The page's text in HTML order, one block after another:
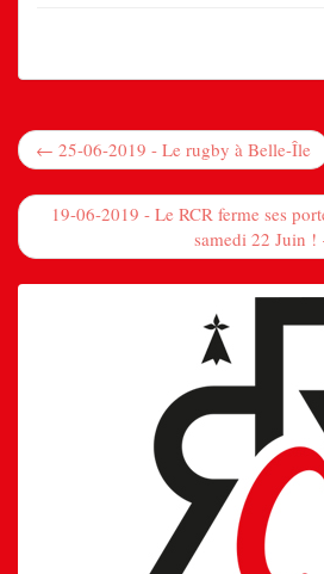
← 25-06-2019 - Le rugby à Belle-Île
19-06-2019 - Le RCR ferme ses
samedi 22 Juin